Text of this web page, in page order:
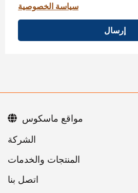
سياسة الخصوصية
إرسال
اتصل بنا
مواقع ماسكوس